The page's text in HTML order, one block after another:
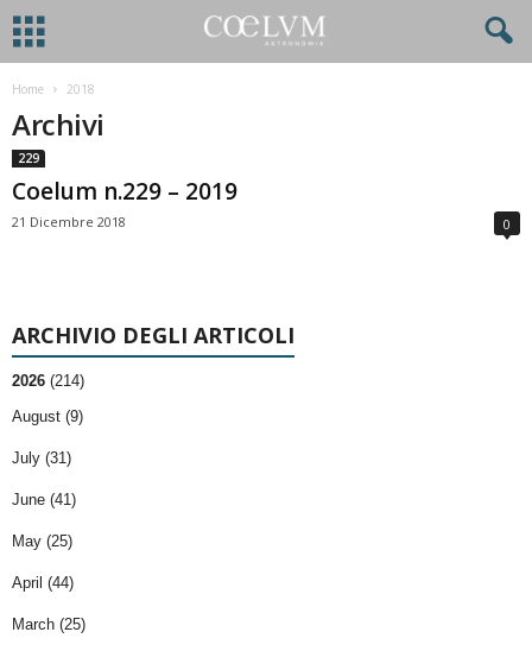
Home 2018
Archivi
229
Coelum n.229 – 2019
21 Dicembre 2018 0
ARCHIVIO DEGLI ARTICOLI
2026 (214)
August (9)
July (31)
June (41)
May (25)
April (44)
March (25)